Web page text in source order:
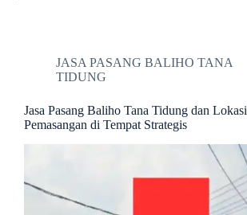
JASA PASANG BALIHO TANA
TIDUNG
Jasa Pasang Baliho Tana Tidung dan Lokasi
Pemasangan di Tempat Strategis